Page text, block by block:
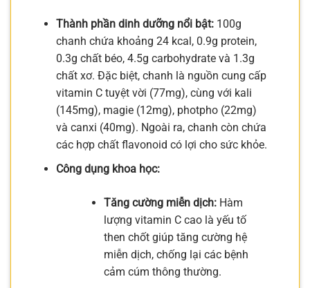
Thành phần dinh dưỡng nổi bật:100g
chanh chứa khoảng 24 kcal, 0.9g protein,
0.3g chất béo, 4.5g carbohydrate và 1.3g
chất xơ. Đặc biệt, chanh là nguồn cung cấp
vitamin C tuyệt vời (77mg), cùng với kali
(145mg), magie (12mg), photpho (22mg)
và canxi (40mg). Ngoài ra, chanh còn chứa
các hợp chất flavonoid có lợi cho sức khỏe.
Công dụng khoa học:
Tăng cường miễn dịch:Hàm
lượng vitamin C cao là yếu tố
then chốt giúp tăng cường hệ
miễn dịch, chống lại các bệnh
cảm cúm thông thường.